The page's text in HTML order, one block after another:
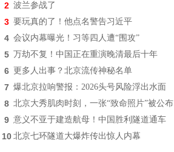
2 波兰参战了
3 要玩真的了！他点名警告习近平
4 会议内幕曝光！习等四人遭“围攻”
5 万劫不复！中国正在重演晚清最后十年
6 更多人出事？北京流传神秘名单
7 爆北京拉响警报：2026头号风险浮出水面
8 北京大秀肌肉时刻，一张“致命照片”被公布
9 意义不亚于建造航母！中国胜利隧道通车
10 北京七环隧道大爆炸传出惊人内幕